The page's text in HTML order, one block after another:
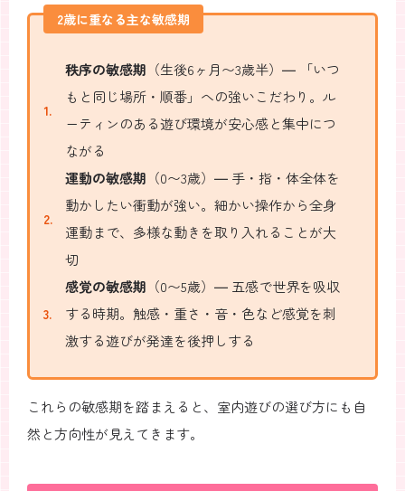
2歳に重なる主な敏感期
秩序の敏感期 （生後6ヶ月〜3歳半）― 「いつ
もと同じ場所・順番」への強いこだわり。ル
ーティンのある遊び環境が安心感と集中につ
ながる
運動の敏感期 （0〜3歳）― 手・指・体全体を
動かしたい衝動が強い。細かい操作から全身
運動まで、多様な動きを取り入れることが大
切
感覚の敏感期 （0〜5歳）― 五感で世界を吸収
する時期。触感・重さ・音・色など感覚を刺
激する遊びが発達を後押しする
これらの敏感期を踏まえると、室内遊びの選び方にも自
然と方向性が見えてきます。